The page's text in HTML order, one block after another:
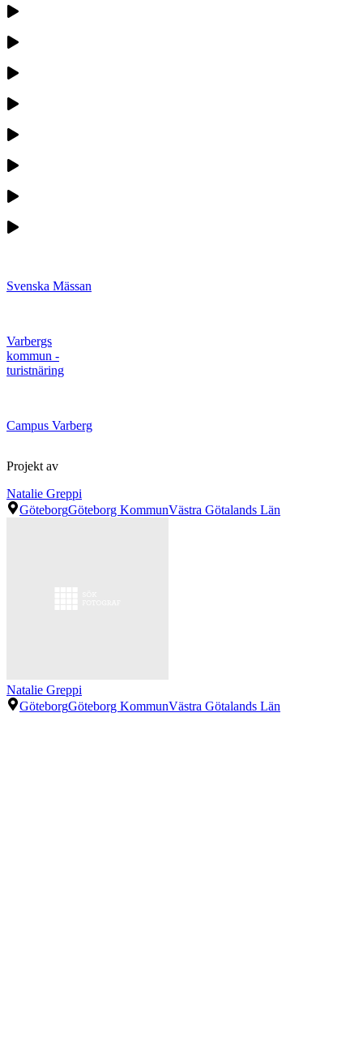
Svenska Mässan
Varbergs
kommun -
turistnäring
Campus Varberg
Projekt av
Natalie Greppi
GöteborgGöteborg KommunVästra Götalands Län
Natalie Greppi
GöteborgGöteborg KommunVästra Götalands Län